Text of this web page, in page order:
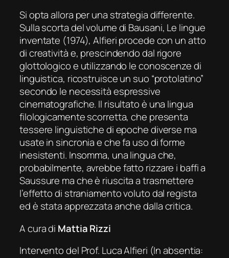
Si opta allora per una strategia differente.
Sulla scorta del volume di Bausani, Le lingue
inventate (1974), Alfieri procede con un atto
di creatività e, prescindendo dal rigore
glottologico e utilizzando le conoscenze di
linguistica, ricostruisce un suo “protolatino”
secondo le necessità espressive
cinematografiche. Il risultato è una lingua
filologicamente scorretta, che presenta
tessere linguistiche di epoche diverse ma
usate in sincronia e che fa uso di forme
inesistenti. Insomma, una lingua che,
probabilmente, avrebbe fatto rizzare i baffi a
Saussure ma che è riuscita a trasmettere
l’effetto di straniamento voluto dal regista
ed è stata apprezzata anche dalla critica.
A cura di Mattia Rizzi
Intervento del Prof. Luca Alfieri (In absentia: